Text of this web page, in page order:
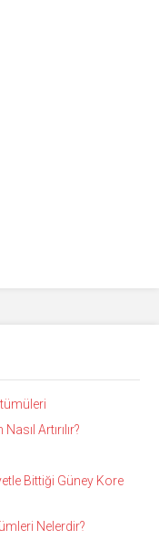
Artırılır?
Bittiği Güney Kore
Nelerdir?